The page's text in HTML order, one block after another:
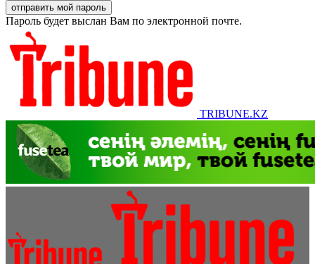
Пароль будет выслан Вам по электронной почте.
TRIBUNE.KZ